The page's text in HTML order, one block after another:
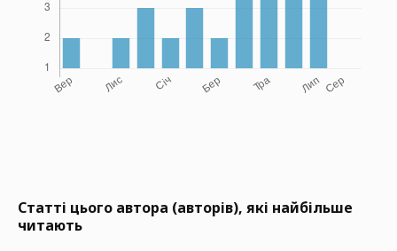
Статті цього автора (авторів), які найбільше
читають